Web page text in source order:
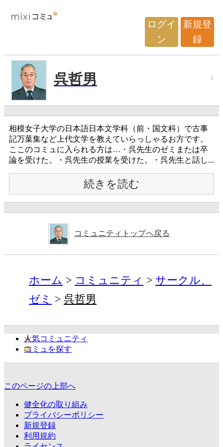
ログイ
ン
新規登
録
呉哲男
相模女子大学の日本語日本文学科（前・国文科）で古事
記万葉集など上代文学を教えていらっしゃるお方です。
ここのコミュに入られる方は…・呉先生のゼミまたは卒
論を受けた。・呉先生の授業を受けた。・呉先生と話し...
続きを読む
コミュニティトップへ戻る
ホーム コミュニティ
サークル、
ゼミ
呉哲男
人気コミュニティ
コミュを探す
このページの上部へ
健全化の取り組み
プライバシーポリシー
新規登録
利用規約